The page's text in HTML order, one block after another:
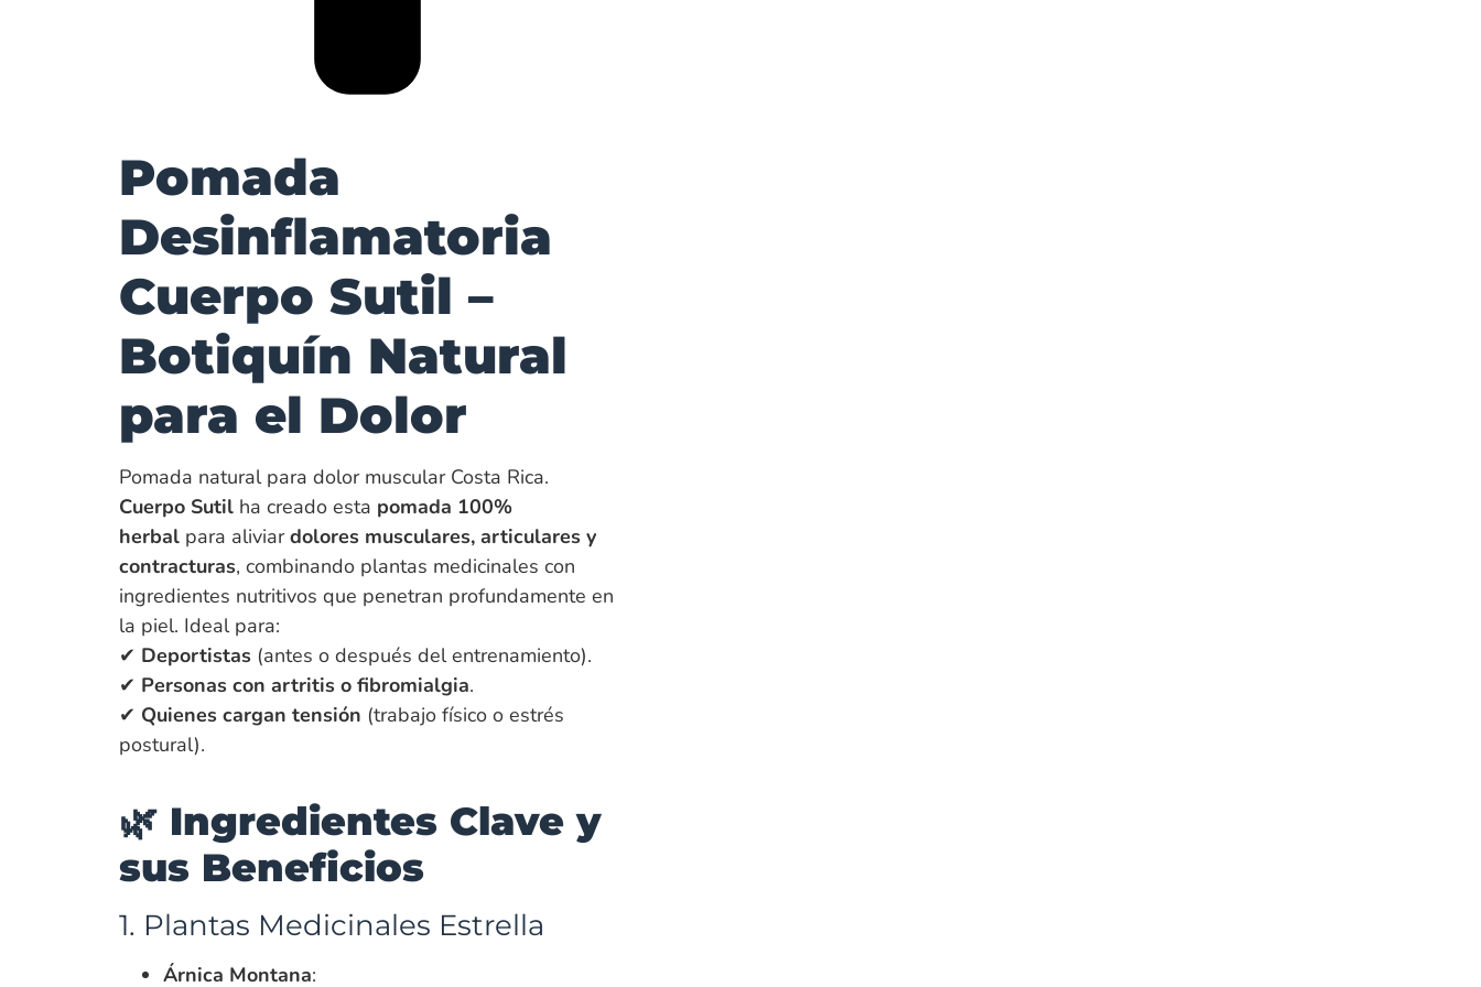
Pomada
Desinflamatoria
Cuerpo Sutil –
Botiquín Natural
para el Dolor
Pomada natural para dolor muscular Costa Rica.
Cuerpo Sutilha creado esta pomada 100%
herbalpara aliviardolores musculares, articulares y
contracturas, combinando plantas medicinales con
ingredientes nutritivos que penetran profundamente en
la piel. Ideal para:
✔ Deportistas(antes o después del entrenamiento).
✔ Personas con artritis o fibromialgia.
✔ Quienes cargan tensión (trabajo físico o estrés
postural).
🌿 Ingredientes Clave y
sus Beneficios
1. Plantas Medicinales Estrella
Árnica Montana: